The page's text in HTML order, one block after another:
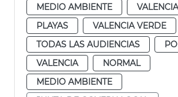
MEDIO AMBIENTE
VALENCIA
PLAYAS
VALENCIA VERDE
TODAS LAS AUDIENCIAS
VALENCIA
NORMAL
MEDIO AMBIENTE